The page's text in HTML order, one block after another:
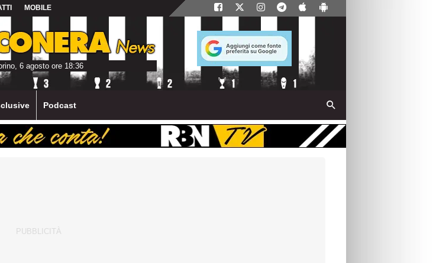
MOBILE
6 agosto ore 18:36
Podcast